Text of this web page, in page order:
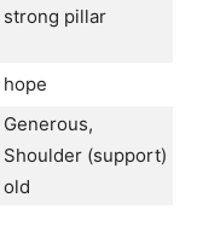
strong pillar
hope
Generous,
Shoulder (support)
old